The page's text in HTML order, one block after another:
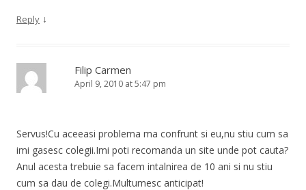
Reply ↓
Filip Carmen
April 9, 2010 at 5:47 pm
Servus!Cu aceeasi problema ma confrunt si eu,nu stiu cum sa
imi gasesc colegii.Imi poti recomanda un site unde pot cauta?
Anul acesta trebuie sa facem intalnirea de 10 ani si nu stiu
cum sa dau de colegi.Multumesc anticipat!